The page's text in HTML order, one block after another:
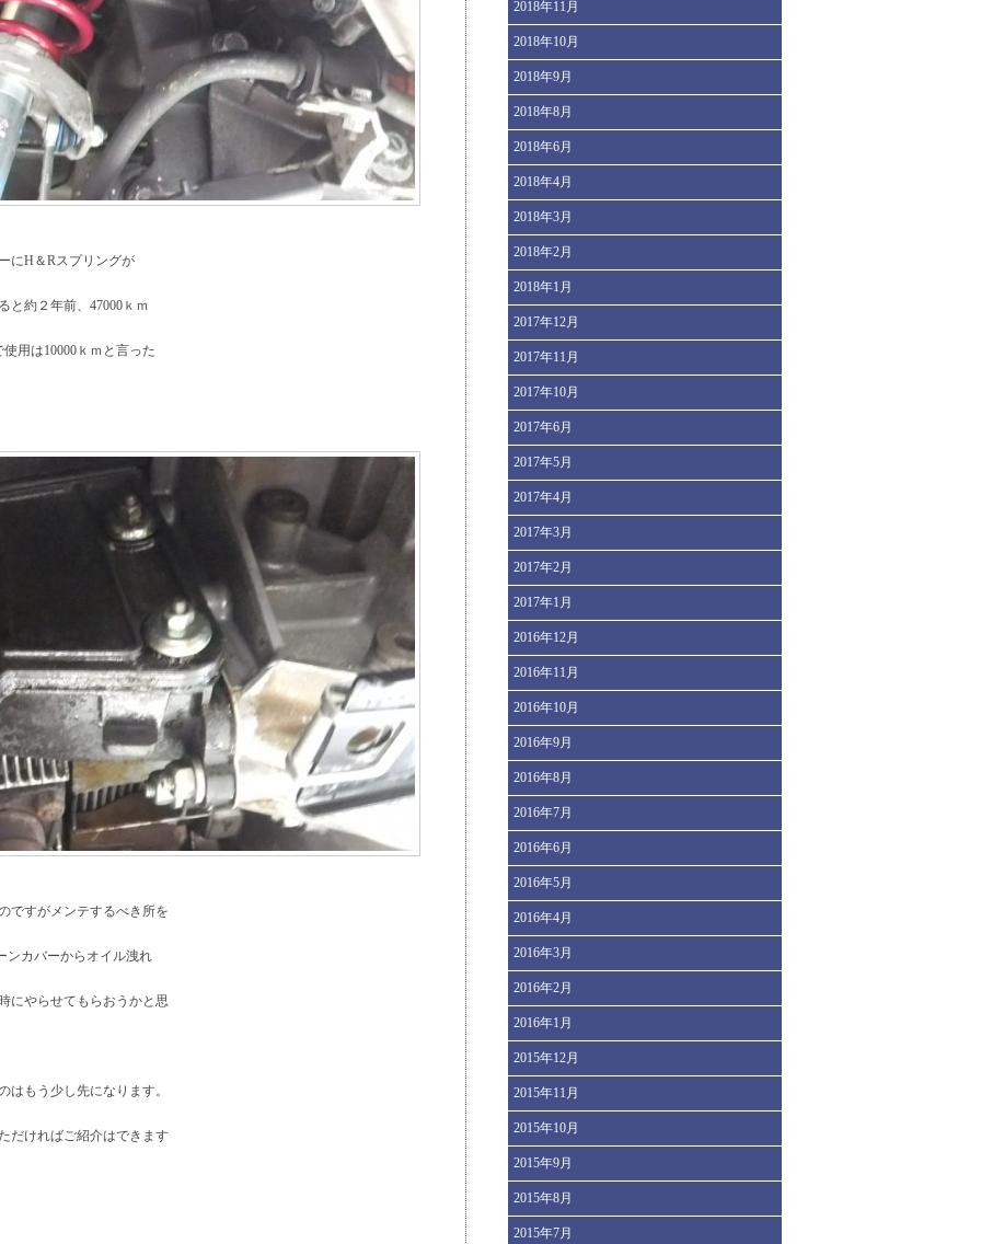
にH＆Rスプリングが
と約２年前、47000ｋｍ
用は10000ｋｍと言った
ですがメンテするべき所を
ンカバーからオイル洩れ
にやらせてもらおうかと思
はもう少し先になります。
だければご紹介はできます
2018年11月
2018年10月
2018年9月
2018年8月
2018年6月
2018年4月
2018年3月
2018年2月
2018年1月
2017年12月
2017年11月
2017年10月
2017年6月
2017年5月
2017年4月
2017年3月
2017年2月
2017年1月
2016年12月
2016年11月
2016年10月
2016年9月
2016年8月
2016年7月
2016年6月
2016年5月
2016年4月
2016年3月
2016年2月
2016年1月
2015年12月
2015年11月
2015年10月
2015年9月
2015年8月
2015年7月